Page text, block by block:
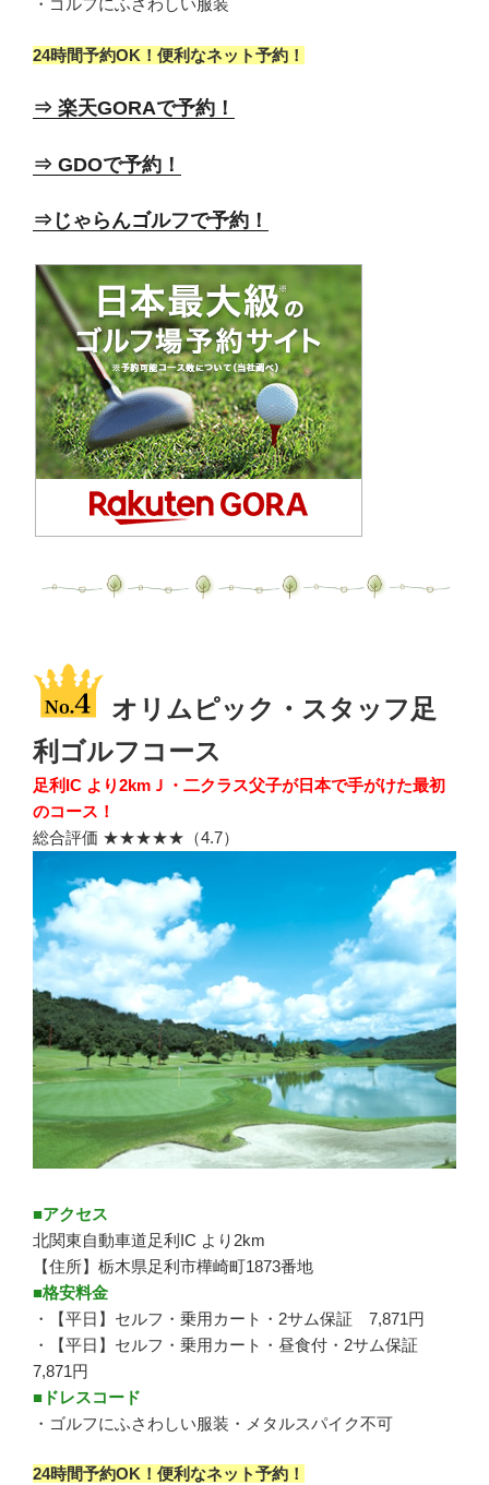
・ゴルフにふさわしい服装
24時間予約OK！便利なネット予約！
⇒ 楽天GORAで予約！
⇒ GDOで予約！
⇒じゃらんゴルフで予約！
オリムピック・スタッフ足
利ゴルフコース
足利IC より2kmＪ・二クラス父子が日本で手がけた最初
のコース！
総合評価 ★★★★★（4.7）
■アクセス
北関東自動車道足利IC より2km
【住所】栃木県足利市樺崎町1873番地
■格安料金
・【平日】セルフ・乗用カート・2サム保証 7,871円
・【平日】セルフ・乗用カート・昼食付・2サム保証
7,871円
■ドレスコード
・ゴルフにふさわしい服装・メタルスパイク不可
24時間予約OK！便利なネット予約！